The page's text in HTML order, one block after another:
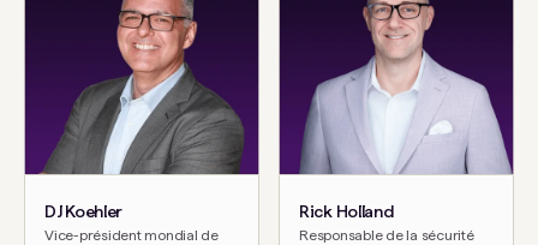
DJ Koehler
Vice-président mondial de
Rick Holland
Responsable de la sécurité